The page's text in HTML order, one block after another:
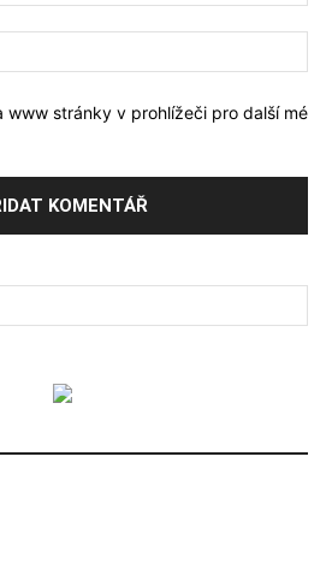
www stránky v prohlížeči pro další mé